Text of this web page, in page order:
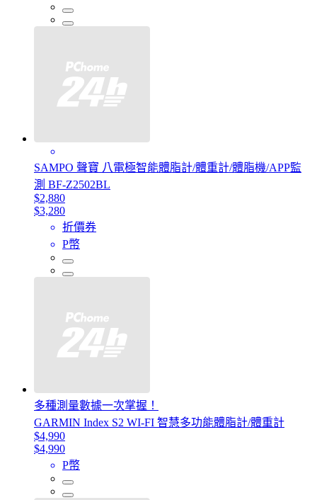
SAMPO 聲寶 八電極智能體脂計/體重計/體脂機/APP監
測 BF-Z2502BL
$2,880
$3,280
折價券
P幣
多種測量數據一次掌握！
GARMIN Index S2 WI-FI 智慧多功能體脂計/體重計
$4,990
$4,990
P幣